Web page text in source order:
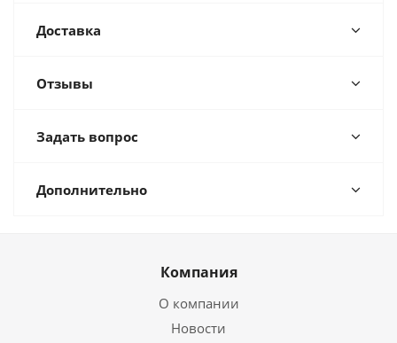
Доставка
Отзывы
Задать вопрос
Дополнительно
Компания
О компании
Новости